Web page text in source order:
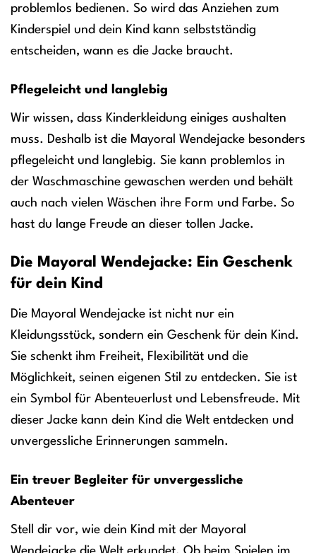
problemlos bedienen. So wird das Anziehen zum
Kinderspiel und dein Kind kann selbstständig
entscheiden, wann es die Jacke braucht.
Pflegeleicht und langlebig
Wir wissen, dass Kinderkleidung einiges aushalten
muss. Deshalb ist die Mayoral Wendejacke besonders
pflegeleicht und langlebig. Sie kann problemlos in
der Waschmaschine gewaschen werden und behält
auch nach vielen Wäschen ihre Form und Farbe. So
hast du lange Freude an dieser tollen Jacke.
Die Mayoral Wendejacke: Ein Geschenk
für dein Kind
Die Mayoral Wendejacke ist nicht nur ein
Kleidungsstück, sondern ein Geschenk für dein Kind.
Sie schenkt ihm Freiheit, Flexibilität und die
Möglichkeit, seinen eigenen Stil zu entdecken. Sie ist
ein Symbol für Abenteuerlust und Lebensfreude. Mit
dieser Jacke kann dein Kind die Welt entdecken und
unvergessliche Erinnerungen sammeln.
Ein treuer Begleiter für unvergessliche
Abenteuer
Stell dir vor, wie dein Kind mit der Mayoral